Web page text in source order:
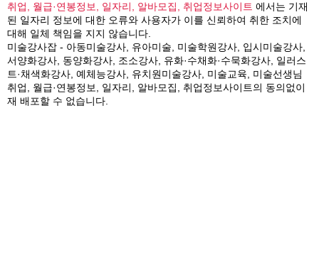
취업, 월급·연봉정보, 일자리, 알바모집, 취업정보사이트 에서는 기재
된 일자리 정보에 대한 오류와 사용자가 이를 신뢰하여 취한 조치에
대해 일체 책임을 지지 않습니다.
미술강사잡 - 아동미술강사, 유아미술, 미술학원강사, 입시미술강사,
서양화강사, 동양화강사, 조소강사, 유화·수채화·수묵화강사, 일러스
트·채색화강사, 예체능강사, 유치원미술강사, 미술교육, 미술선생님
취업, 월급·연봉정보, 일자리, 알바모집, 취업정보사이트의 동의없이
재 배포할 수 없습니다.